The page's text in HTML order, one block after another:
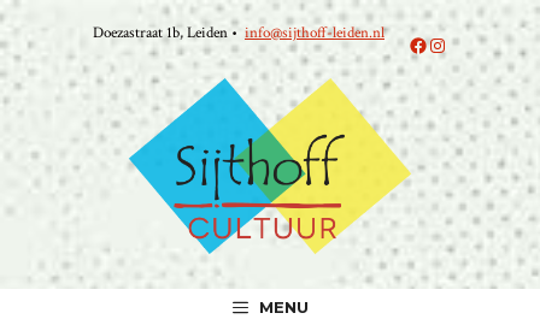
Ga
naar
de
inhoud
Doezastraat 1b, Leiden • info@sijthoff-leiden.nl Facebook
Instagram
MENU